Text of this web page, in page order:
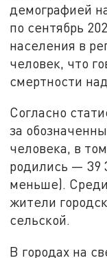
демографией
по сентябрь
населения в
человек, что
смертности
Согласно
за
человека, в
родились — 39
меньше).
жители
сельской.
В городах на